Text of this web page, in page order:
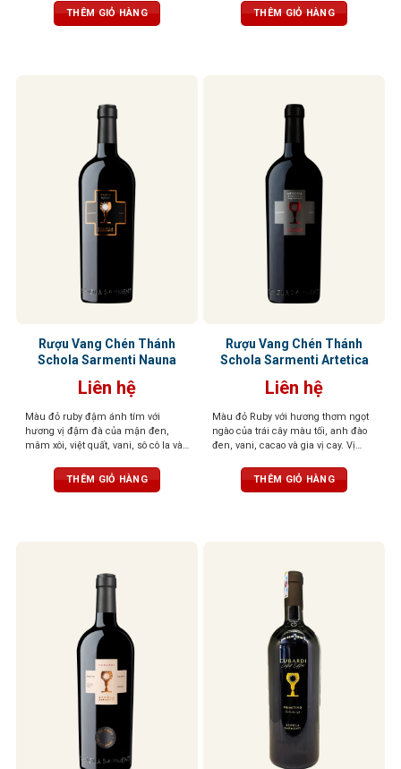
tượng khó quênTHÊM GIỎ HÀNG
tròn trịa, tannin mềm mại, ngọt
THÊM GIỎ HÀNG
Rượu Vang Chén Thánh
Schola Sarmenti Nauna
Liên hệ
Màu đỏ ruby đậm ánh tím với
hương vị đậm đà của mận đen,
mâm xôi, việt quất, vani, sô cô la và
với vị chát mềm mại và dư vị trái
cây khô kéo dài
THÊM GIỎ HÀNG
Rượu Vang Chén Thánh
Schola Sarmenti Artetica
Liên hệ
Màu đỏ Ruby với hương thơm ngọt
ngào của trái cây màu tối, anh đào
đen, vani, cacao và gia vị cay. Vị
tannin mịn và mượt, cân bằng,
thanh lịch
THÊM GIỎ HÀNG